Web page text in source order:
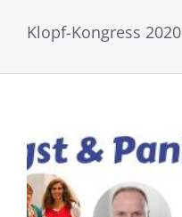
Klopf-Kongress 2020